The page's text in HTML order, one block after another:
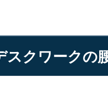
スクワークの